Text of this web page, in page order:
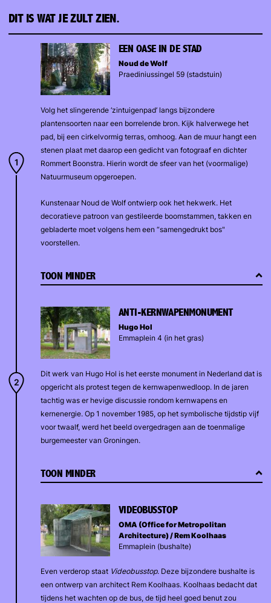
DIT IS WAT JE ZULT ZIEN.
EEN OASE IN DE STAD
Noud de Wolf
Praediniussingel 59 (stadstuin)
Volg het slingerende ‘zintuigenpad’ langs bijzondere
plantensoorten naar een borrelende bron. Kijk halverwege het
pad, bij een cirkelvormig terras, omhoog. Aan de muur hangt een
stenen plaat met daarop een gedicht van fotograaf en dichter
Rommert Boonstra. Hierin wordt de sfeer van het (voormalige)
Natuurmuseum opgeroepen.
Kunstenaar Noud de Wolf ontwierp ook het hekwerk. Het
decoratieve patroon van gestileerde boomstammen, takken en
gebladerte moet volgens hem een “samengedrukt bos"
voorstellen.
TOON MINDER
ANTI-KERNWAPENMONUMENT
Hugo Hol
Emmaplein 4 (in het gras)
Dit werk van Hugo Hol is het eerste monument in Nederland dat is
opgericht als protest tegen de kernwapenwedloop. In de jaren
tachtig was er hevige discussie rondom kernwapens en
kernenergie. Op 1 november 1985, op het symbolische tijdstip vijf
voor twaalf, werd het beeld overgedragen aan de toenmalige
burgemeester van Groningen.
TOON MINDER
VIDEOBUSSTOP
OMA (Office for Metropolitan
Architecture) / Rem Koolhaas
Emmaplein (bushalte)
Even verderop staat Videobusstop. Deze bijzondere bushalte is
een ontwerp van architect Rem Koolhaas. Koolhaas bedacht dat
tijdens het wachten op de bus, de tijd heel goed benut zou